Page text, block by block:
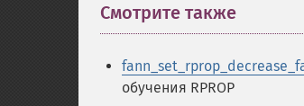
Смотрите также
обучения RPROP